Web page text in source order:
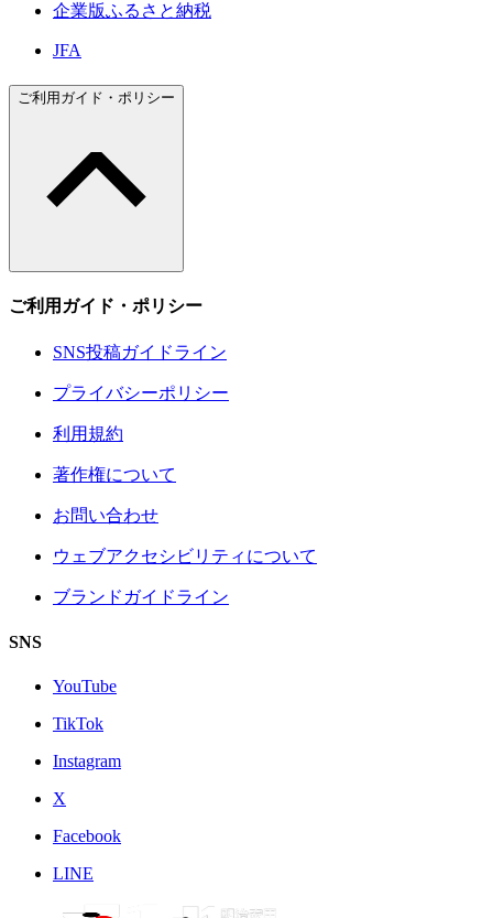
企業版ふるさと納税
JFA
ご利用ガイド・ポリシー
ご利用ガイド・ポリシー
SNS投稿ガイドライン
プライバシーポリシー
利用規約
著作権について
お問い合わせ
ウェブアクセシビリティについて
ブランドガイドライン
SNS
YouTube
TikTok
Instagram
X
Facebook
LINE